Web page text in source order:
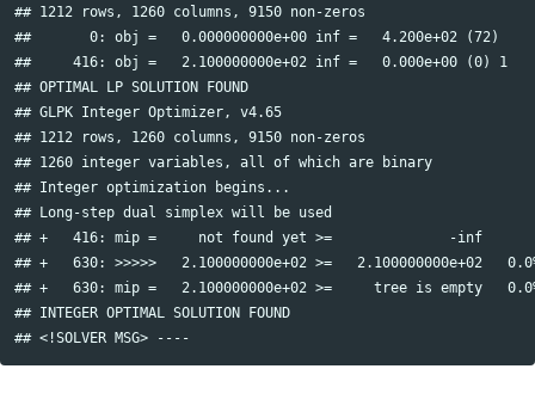
## 1212 rows, 1260 columns, 9150 non-zeros
##       0: obj =   0.000000000e+00 inf =   4.200e+02 (72)
##     416: obj =   2.100000000e+02 inf =   0.000e+00 (0) 1
## OPTIMAL LP SOLUTION FOUND
## GLPK Integer Optimizer, v4.65
## 1212 rows, 1260 columns, 9150 non-zeros
## 1260 integer variables, all of which are binary
## Integer optimization begins...
## Long-step dual simplex will be used
## +   416: mip =     not found yet >=              -inf
## +   630: >>>>>   2.100000000e+02 >=   2.100000000e+02
## +   630: mip =   2.100000000e+02 >=     tree is empty
## INTEGER OPTIMAL SOLUTION FOUND